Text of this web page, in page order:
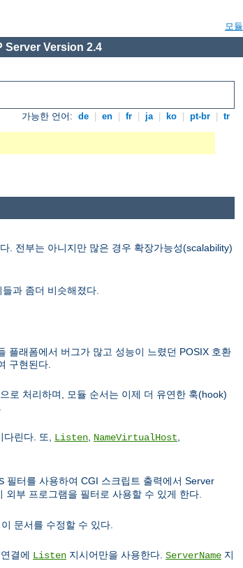
모듈
Server Version 2.4
가능한 언어: de en fr ja ko pt-br tr
. 전부는 아니지만 많은 경우 확장가능성(scalability)
과 좀더 비슷해졌다.
플래폼에서 버그가 많고 성능이 느렸던 POSIX 호환
구현된다.
로 처리하며, 모듈 순서는 이제 더 유연한 훅(hook)
린다. 또, Listen NameVirtualHost
필터를 사용하여 CGI 스크립트 출력에서 Server
부 프로그램을 필터로 사용할 수 있게 한다.
문서를 수정할 수 있다.
결에 Listen 지시어만을 사용한다. ServerName 지